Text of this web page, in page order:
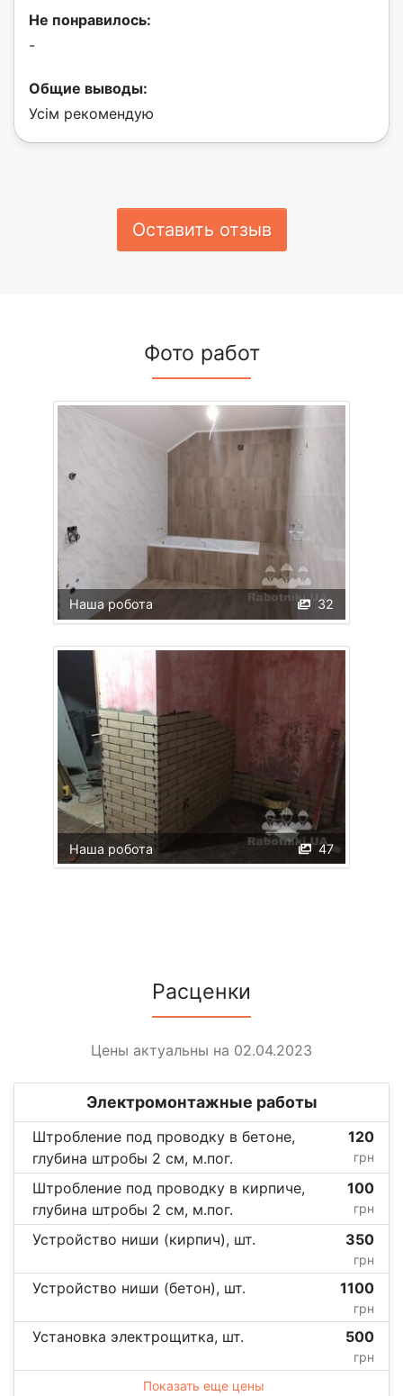
Не понравилось:
-
Общие выводы:
Усім рекомендую
Оставить отзыв
Фото работ
32
Наша робота
47
Наша робота
Расценки
Цены актуальны на 02.04.2023
Электромонтажные работы
Штробление под проводку в бетоне,
глубина штробы 2 см, м.пог.
120
грн
Штробление под проводку в кирпиче,
глубина штробы 2 см, м.пог.
100
грн
Устройство ниши (кирпич), шт. 350
грн
Устройство ниши (бетон), шт. 1100
грн
Установка электрощитка, шт. 500
грн
Показать еще цены